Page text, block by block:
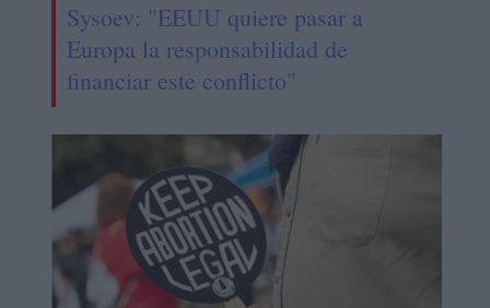
Sysoev: "EEUU quiere pasar a
Europa la responsabilidad de
financiar este conflicto"